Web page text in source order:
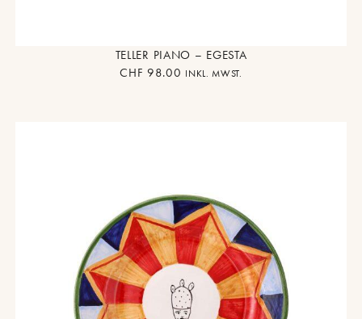
TELLER PIANO – EGESTA
CHF 98.00 INKL. MWST.